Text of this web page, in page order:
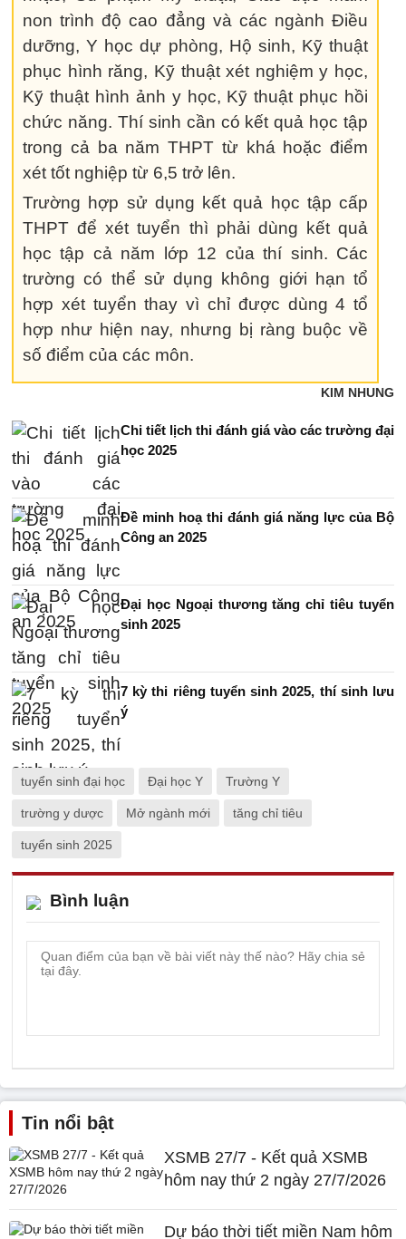
non trình độ cao đẳng và các ngành Điều
dưỡng, Y học dự phòng, Hộ sinh, Kỹ thuật
phục hình răng, Kỹ thuật xét nghiệm y học,
Kỹ thuật hình ảnh y học, Kỹ thuật phục hồi
chức năng. Thí sinh cần có kết quả học tập
trong cả ba năm THPT từ khá hoặc điểm
xét tốt nghiệp từ 6,5 trở lên.
Trường hợp sử dụng kết quả học tập cấp
THPT để xét tuyển thì phải dùng kết quả
học tập cả năm lớp 12 của thí sinh. Các
trường có thể sử dụng không giới hạn tổ
hợp xét tuyển thay vì chỉ được dùng 4 tổ
hợp như hiện nay, nhưng bị ràng buộc về
số điểm của các môn.
KIM NHUNG
Chi tiết lịch thi đánh giá vào các trường đại
học 2025
Đề minh hoạ thi đánh giá năng lực của Bộ
Công an 2025
Đại học Ngoại thương tăng chỉ tiêu tuyển
sinh 2025
7 kỳ thi riêng tuyển sinh 2025, thí sinh lưu
ý
tuyển sinh đại học Đại học Y Trường Y
trường y dược Mở ngành mới tăng chỉ tiêu
tuyển sinh 2025
Bình luận
Tin nổi bật
XSMB 27/7 - Kết quả XSMB
hôm nay thứ 2 ngày 27/7/2026
Dự báo thời tiết miền Nam hôm